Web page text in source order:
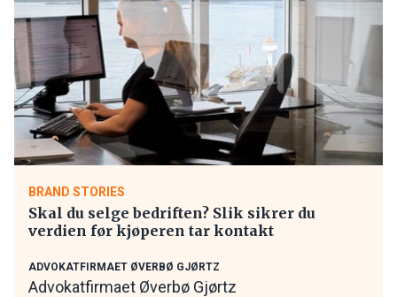
BRAND STORIES
Skal du selge bedriften? Slik sikrer du
verdien før kjøperen tar kontakt
ADVOKATFIRMAET ØVERBØ GJØRTZ
Advokatfirmaet Øverbø Gjørtz